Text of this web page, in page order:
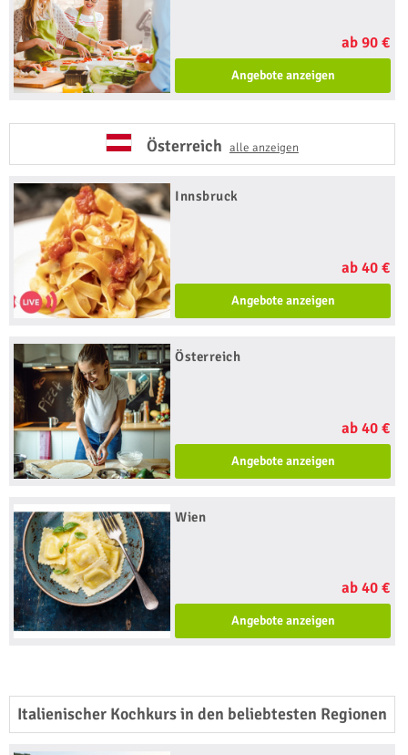
ab 90 €
Angebote anzeigen
Österreich alle anzeigen
Innsbruck
ab 40 €
Angebote anzeigen
Österreich
ab 40 €
Angebote anzeigen
Wien
ab 40 €
Angebote anzeigen
Italienischer Kochkurs in den beliebtesten Regionen